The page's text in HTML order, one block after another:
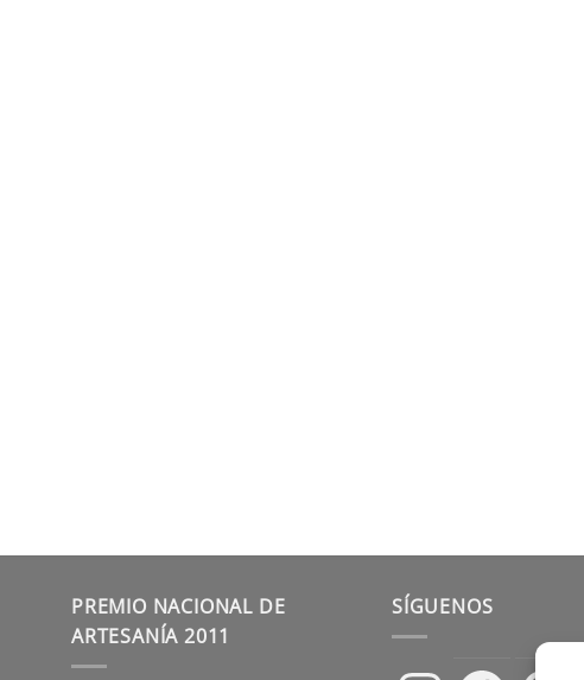
PREMIO NACIONAL DE
ARTESANÍA 2011
SÍGUENOS
InstagramFacebookPinterest